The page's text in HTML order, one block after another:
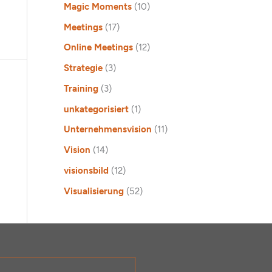
Magic Moments(10)
Meetings(17)
Online Meetings(12)
Strategie(3)
Training(3)
unkategorisiert(1)
Unternehmensvision (11)
Vision (14)
visionsbild (12)
Visualisierung(52)